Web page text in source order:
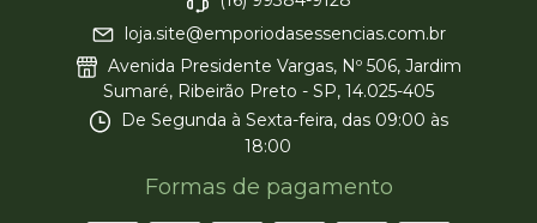
loja.site@emporiodasessencias.com.br
Avenida Presidente Vargas, Nº 506, Jardim
Sumaré, Ribeirão Preto - SP, 14.025-405
De Segunda à Sexta-feira, das 09:00 às
18:00
Formas de pagamento